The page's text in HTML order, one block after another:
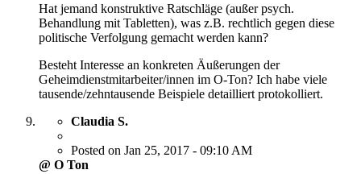
Hat jemand konstruktive Ratschläge (außer psych.
Behandlung mit Tabletten), was z.B. rechtlich gegen diese
politische Verfolgung gemacht werden kann?
Besteht Interesse an konkreten Äußerungen der
Geheimdienstmitarbeiter/innen im O-Ton? Ich habe viele
tausende/zehntausende Beispiele detailliert protokolliert.
Claudia S.
Posted on Jan 25, 2017 - 09:10 AM
@ O Ton